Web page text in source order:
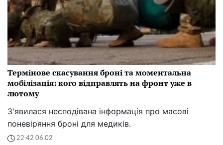
Термінове скасування броні та моментальна
мобілізація: кого відправлять на фронт уже в
лютому
З'явилася несподівана інформація про масові
поневіряння броні для медиків.
22:42 06.02